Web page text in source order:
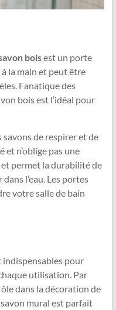
boisest un porte
la main et peut être
Fanatique des
bois est l’idéal pour
de respirer et de
et n’oblige pas une
permet la durabilité de
l’eau. Les portes
votre salle de bain
indispensables pour
utilisation. Par
dans la décoration de
mural est parfait